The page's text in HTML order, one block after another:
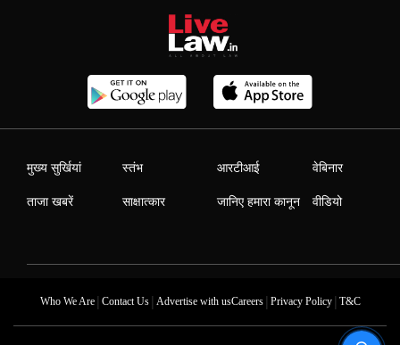
मुख्य सुर्खियां
ताजा खबरें
स्तंभ
साक्षात्कार
आरटीआई
जानिए हमारा कानून
वेबिनार
वीडियो
Who We Are| Contact Us| Advertise with usCareers| Privacy Policy| T&C